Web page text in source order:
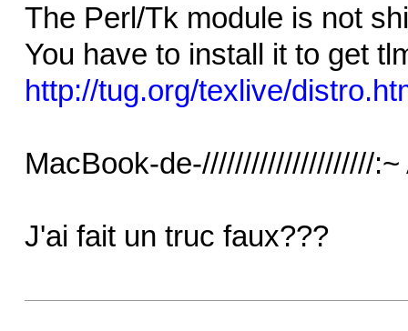
The Perl/Tk module is not
You have to install it to get
http://tug.org/texlive/
MacBook-de-/////////////////////:~
J'ai fait un truc faux???